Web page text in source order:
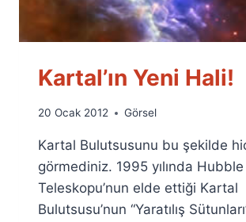
Kartal’ın Yeni Hali!
By
Fuat
Özyar
20 Ocak 2012 Görsel
Kartal Bulutsusunu bu şekilde
görmediniz. 1995 yılında
Teleskopu’nun elde ettiği Kartal
Bulutsusu’nun “Yaratılış